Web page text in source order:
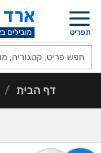
content
תפריט
Products
search
דף הבית /